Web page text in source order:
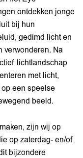
ontdekken jonge
bij hun
gedimd licht en
verwonderen. Na
lichtlandschap
met licht,
een speelse
beeld.
zijn wij op
op zaterdag- en/of
bijzondere